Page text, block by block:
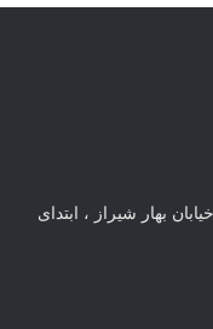
بهار شیراز ، ابتدای